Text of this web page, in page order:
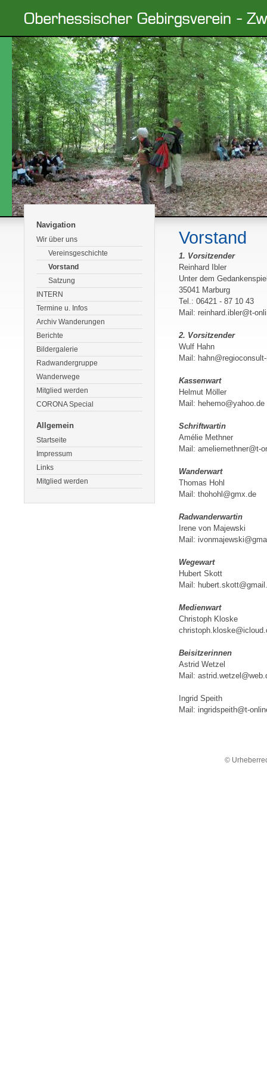
Navigation
Wir über uns
Vereinsgeschichte
Vorstand
Satzung
INTERN
Termine u. Infos
Archiv Wanderungen
Berichte
Bildergalerie
Radwandergruppe
Wanderwege
Mitglied werden
CORONA Special
Allgemein
Startseite
Impressum
Links
Mitglied werden
Vorstand
1. Vorsitzender
Reinhard Ibler
Unter dem
35041 Marburg
Tel.: 06421 - 87 10 43
Mail: reinhard.ibler@t-
2. Vorsitzender
Wulf Hahn
Mail:
Kassenwart
Helmut Möller
Mail: hehemo@yahoo.de
Schriftwartin
Amélie Methner
Mail: ameliemethner@t-
Wanderwart
Thomas Hohl
Mail: thohohl@gmx.de
Radwanderwartin
Irene von Majewski
Mail:
Wegewart
Hubert Skott
Mail:
Medienwart
Christoph Kloske
Beisitzerinnen
Astrid Wetzel
Mail:
Ingrid Speith
Mail: ingridspeith@t-
©